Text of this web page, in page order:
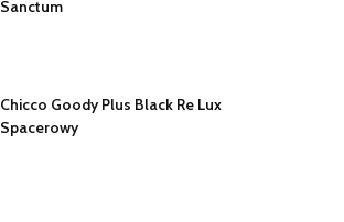
Sanctum
Chicco Goody Plus Black Re Lux
Spacerowy